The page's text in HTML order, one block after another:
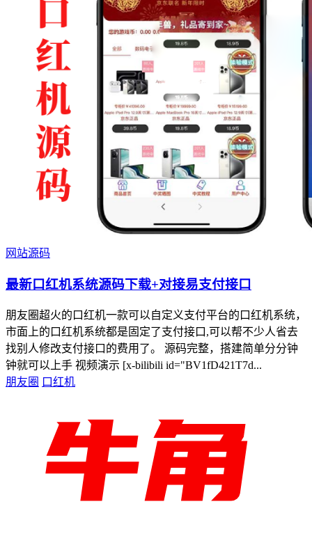
网站源码
最新口红机系统源码下载+对接易支付接口
朋友圈超火的口红机一款可以自定义支付平台的口红机系统，
市面上的口红机系统都是固定了支付接口,可以帮不少人省去
找别人修改支付接口的费用了。 源码完整，搭建简单分分钟
钟就可以上手 视频演示 [x-bilibili id="BV1fD421T7d...
朋友圈 口红机